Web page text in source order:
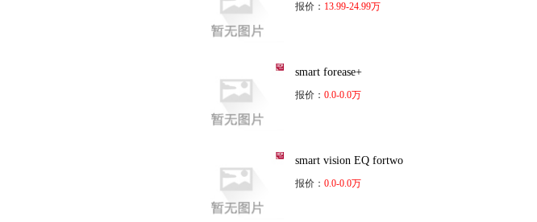
报价： 13.99-24.99万
smart forease+
报价： 0.0-0.0万
smart vision EQ fortwo
报价： 0.0-0.0万